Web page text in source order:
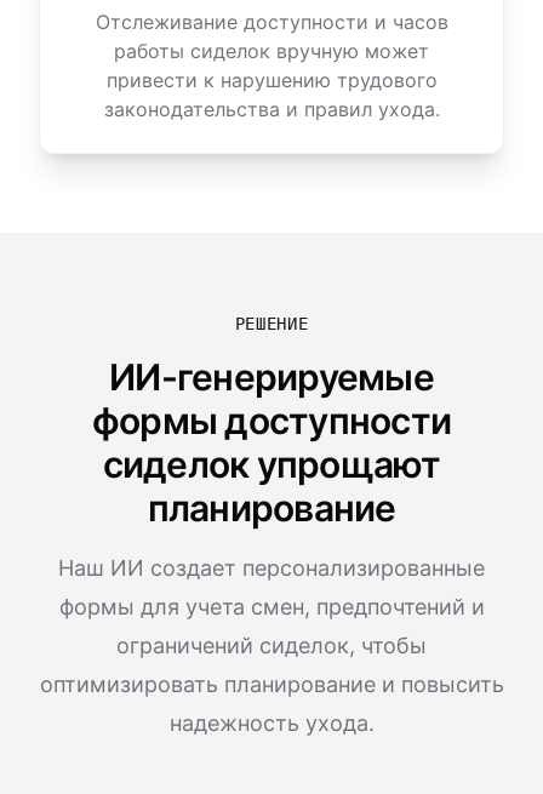
Отслеживание доступности и часов
работы сиделок вручную может
привести к нарушению трудового
законодательства и правил ухода.
РЕШЕНИЕ
ИИ-генерируемые
формы доступности
сиделок упрощают
планирование
Наш ИИ создает персонализированные
формы для учета смен, предпочтений и
ограничений сиделок, чтобы
оптимизировать планирование и повысить
надежность ухода.